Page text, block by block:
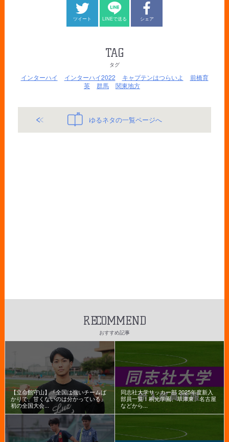
ツイート LINEで送る シェア
TAG
タグ
インターハイ インターハイ2022 キャプテンはつらいよ
前橋育
英
群馬 関東地方
ゆるネタの一覧ページへ
RECOMMEND
おすすめ記事
【立命館守山】『全国は強いチームば
かりで、甘くないのは分かっている』
初の全国大会...
同志社大学サッカー部 2025年度新入
部員一覧！桐光学園、草津東、名古屋
などから...